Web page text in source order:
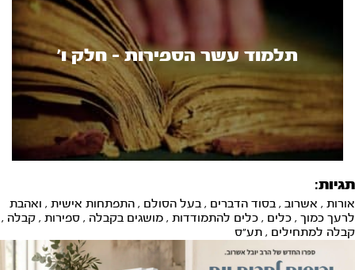
תלמוד עשר הספירות - חלק ו’
תגיות:
אורות , אשרוב , בסוד הדברים , בעל הסולם , התפתחות אישית , ואהבת
לרעך כמוך , כלים , כלים להתמודדות , מושגים בקבלה , ספירות , קבלה ,
קבלה למתחילים , תע"ס